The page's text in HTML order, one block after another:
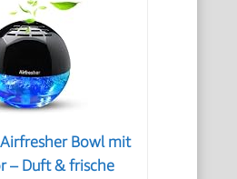
Bowl mit
– Duft & frische